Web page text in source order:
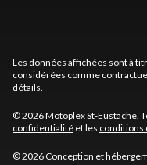
Les données affichées sont à
considérées comme
détails.
© 2026 Motoplex St-Eustache.
confidentialité et les conditions
© 2026 Conception et